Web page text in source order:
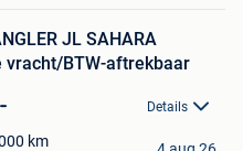
JL SAHARA
vracht/BTW-aftrekbaar
Details
km